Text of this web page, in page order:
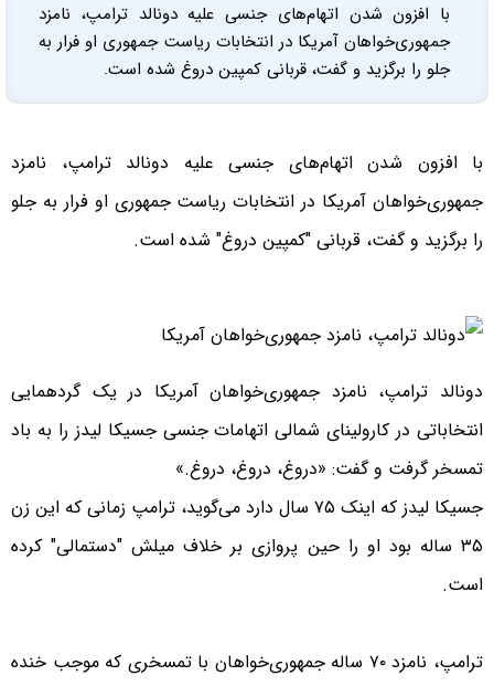
با افزون شدن اتهام‌های جنسی علیه دونالد ترامپ، نامزد
جمهوری‌خواهان آمریکا در انتخابات ریاست جمهوری او فرار به
جلو را برگزید و گفت، قربانی کمپین دروغ شده است.
با افزون شدن اتهام‌های جنسی علیه دونالد ترامپ، نامزد
جمهوری‌خواهان آمریکا در انتخابات ریاست جمهوری او فرار به جلو
را برگزید و گفت، قربانی "کمپین دروغ" شده است.
دونالد ترامپ، نامزد جمهوری‌خواهان آمریکا در یک گردهمایی
انتخاباتی در کارولینای شمالی اتهامات جنسی جسیکا لیدز را به باد
تمسخر گرفت و گفت: «دروغ، دروغ، دروغ.»
جسیکا لیدز که اینک ۷۵ سال دارد می‌گوید، ترامپ زمانی که این زن
۳۵ ساله بود او را حین پروازی بر خلاف میلش "دستمالی" کرده
است.
ترامپ، نامزد ۷۰ ساله جمهوری‌خواهان با تمسخری که موجب خنده